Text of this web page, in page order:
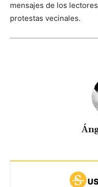
mensajes de los
protestas vecinales.